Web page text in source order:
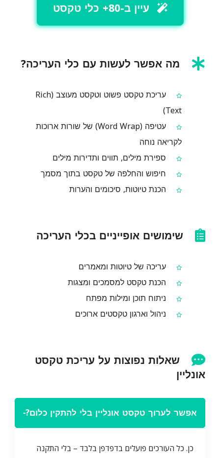
עיין ב-80+ כלי טקסט
מה אפשר לעשות עם כלי העריכה?
עריכת טקסט פשוט וטקסט מעוצב (Rich
Text)
עטיפה (Word Wrap) של שורות ארוכות
לקריאה נוחה
ספירת מילים, תווים ותדירות מילים
חיפוש והחלפה של טקסט בתוך מסמך
הכנת טיוטות, סיכומים והערות
שימושים אופייניים בכלי העריכה
עריכה של טיוטות ומאמרים
הכנת טקסט למסמכים ומצגות
ניתוח תוכן ומילות מפתח
ניהול וארגון טקסטים ארוכים
שאלות נפוצות על עריכת טקסט
אונליין
אפשר לערוך טקסט אונליין בלי להתקין כלום?−
כן. כל העורכים פועלים בדפדפן בלבד – בלי התקנה